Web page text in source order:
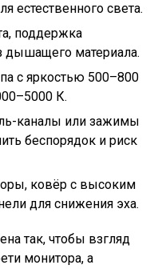
естественного света.
поддержка
дышащего материала.
с яркостью 500–800
К.
каналы или зажимы
беспорядок и риск
ковёр с высоким
для снижения эха.
так, чтобы взгляд
монитора, а